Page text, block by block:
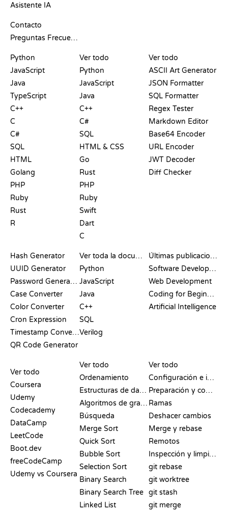
Asistente IA
Contacto
Preguntas Frecuentes
Python
JavaScript
Java
TypeScript
C++
C
C#
SQL
HTML
Golang
PHP
Ruby
Rust
R
Ver todo
Python
JavaScript
Java
C++
C#
SQL
HTML & CSS
Go
Rust
PHP
Ruby
Swift
Dart
C
Ver todo
ASCII Art Generator
JSON Formatter
SQL Formatter
Regex Tester
Markdown Editor
Base64 Encoder
URL Encoder
JWT Decoder
Diff Checker
Hash Generator
UUID Generator
Password Generator
Case Converter
Color Converter
Cron Expression
Timestamp Converter
QR Code Generator
Ver toda la documentación
Python
JavaScript
Java
C++
SQL
Verilog
Últimas publicaciones
Software Development
Web Development
Coding for Beginners
Artificial Intelligence
Ver todo
Coursera
Udemy
Codecademy
DataCamp
LeetCode
Boot.dev
freeCodeCamp
Udemy vs Coursera
Ver todo
Ordenamiento
Estructuras de datos
Algoritmos de grafos
Búsqueda
Merge Sort
Quick Sort
Bubble Sort
Selection Sort
Binary Search
Binary Search Tree
Linked List
Ver todo
Configuración e inicio
Preparación y commit
Ramas
Deshacer cambios
Merge y rebase
Remotos
Inspección y limpieza
git rebase
git worktree
git stash
git merge